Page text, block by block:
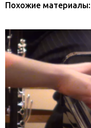
Похожие материалы: